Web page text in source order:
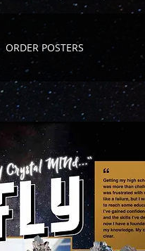
ORDER POSTERS